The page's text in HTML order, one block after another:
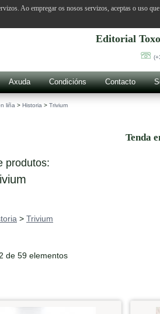
Editorial
Axuda Condicións Contacto
liña > Historia > Trivium
Tenda
produtos:
> Trivium
de 59 elementos
Ao empregar os nosos servizos, aceptas o uso